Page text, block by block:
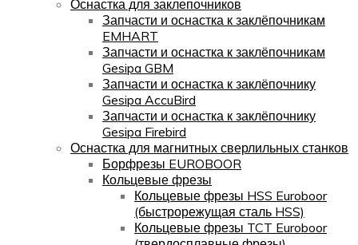
Оснастка для заклепочников
Запчасти и оснастка к заклёпочникам
EMHART
Запчасти и оснастка к заклёпочникам
Gesipa GBM
Запчасти и оснастка к заклёпочнику
Gesipa AccuBird
Запчасти и оснастка к заклёпочнику
Gesipa Firebird
Оснастка для магнитных сверлильных станков
Борфрезы EUROBOOR
Кольцевые фрезы
Кольцевые фрезы HSS Euroboor
(быстрорежущая сталь HSS)
Кольцевые фрезы TCT Euroboor